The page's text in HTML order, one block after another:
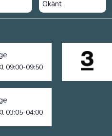
Okänt
09:00-09:50
03:05-04:00